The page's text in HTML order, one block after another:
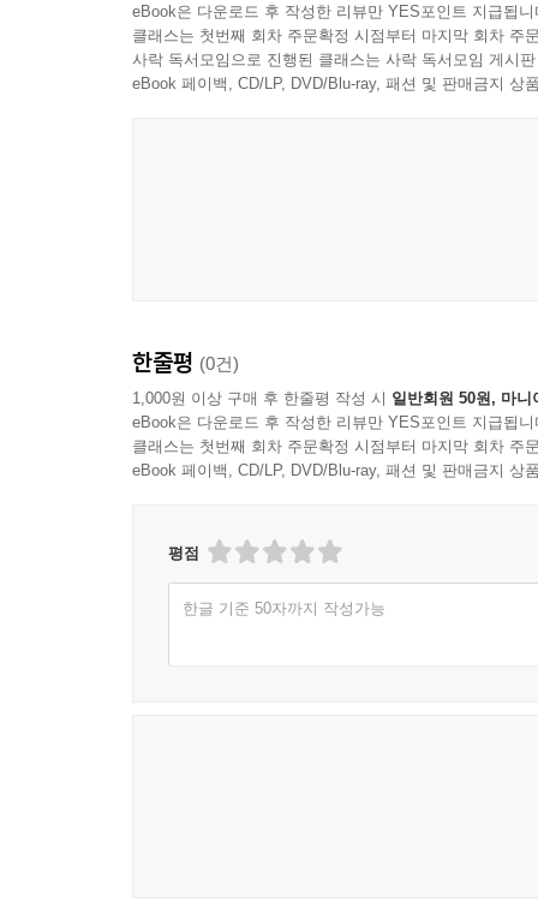
이 책은 단순히 "다 잘 될 거다"라는 무책임한
하나뿐임을 상기시키며, 타인의 입술에서 로그아
eBook은 다운로드 후 작성한 리뷰만 YES포인트 지급됩니
클래스는 첫번째 회차 주문확정 시점부터 마지막 회차 주
사락 독서모임으로 진행된 클래스는 사락 독서모임 게시
eBook 페이백, CD/LP, DVD/Blu-ray, 패션 및 판매금지 상
한줄평 (0건)
1,000원 이상 구매 후 한줄평 작성 시 일반회원 50원, 마니
eBook은 다운로드 후 작성한 리뷰만 YES포인트 지급됩니
클래스는 첫번째 회차 주문확정 시점부터 마지막 회차 주
eBook 페이백, CD/LP, DVD/Blu-ray, 패션 및 판매금지 상
평점
한글 기준 50자까지 작성가능